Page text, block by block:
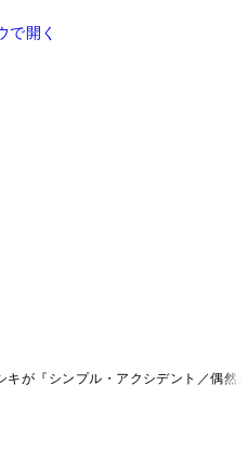
で開く
キが『シンプル・アクシデント／偶然